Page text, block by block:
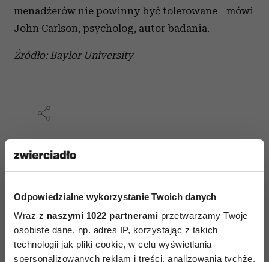
Odpowiedzialne wykorzystanie Twoich danych
Wraz z naszymi 1022 partnerami przetwarzamy Twoje
osobiste dane, np. adres IP, korzystając z takich
technologii jak pliki cookie, w celu wyświetlania
spersonalizowanych reklam i treści, analizowania tychże,
menadżerów nie powinny być tolerowane - mówi
John Carlson, psycholog, autor badania.
Źródło: Baylor University